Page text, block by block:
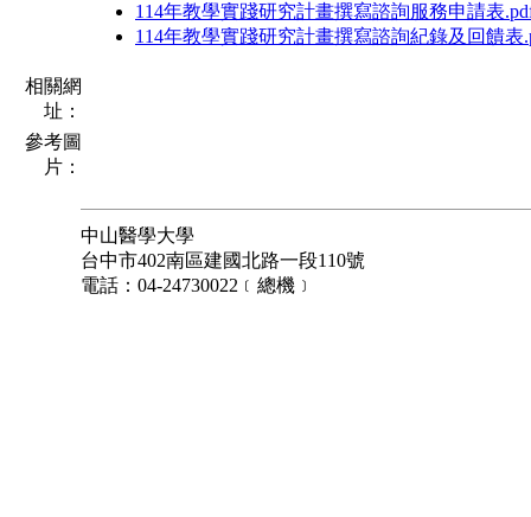
114年教學實踐研究計畫撰寫諮詢服務申請表
114年教學實踐研究計畫撰寫諮詢紀錄及回饋表
相關網
址：
參考圖
片：
中山醫學大學
台中市402南區建國北路一段110號
電話：04-24730022﹝總機﹞